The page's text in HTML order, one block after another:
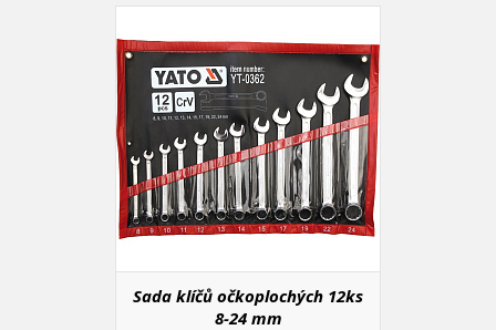
Sada klíčů očkoplochých 12ks
8-24 mm